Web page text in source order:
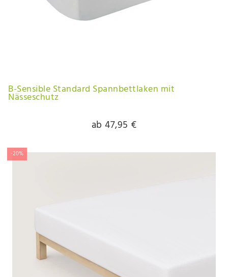
B-Sensible Standard Spannbettlaken mit
Nässeschutz
ab 47,95 €
-20%